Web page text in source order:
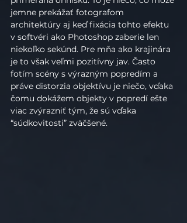
jemne prekážať fotografom
architektúry aj keď fixácia tohto efektu
v softvéri ako Photoshop zaberie len
niekoľko sekúnd. Pre mňa ako krajinára
je to však veľmi pozitívny jav. Často
fotím scény s výrazným popredím a
práve distorzia objektívu je niečo, vďaka
čomu dokážem objekty v popredí ešte
viac zvýrazniť tým, že sú vďaka
“súdkovitosti” zväčšené.